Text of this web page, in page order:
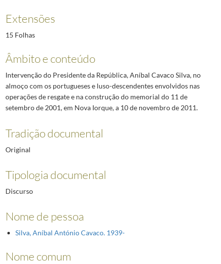
Extensões
15 Folhas
Âmbito e conteúdo
Intervenção do Presidente da República, Aníbal Cavaco Silva, no
almoço com os portugueses e luso-descendentes envolvidos nas
operações de resgate e na construção do memorial do 11 de
setembro de 2001, em Nova Iorque, a 10 de novembro de 2011.
Tradição documental
Original
Tipologia documental
Discurso
Nome de pessoa
Silva, Aníbal António Cavaco. 1939-
Nome comum